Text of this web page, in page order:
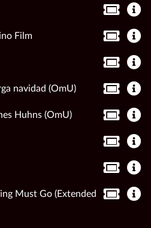
Film
navidad (OmU)
Huhns (OmU)
Must Go (Extended